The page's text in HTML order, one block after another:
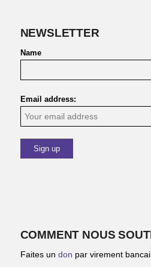
NEWSLETTER
Name
Email address:
COMMENT NOUS
Faites un don par virement